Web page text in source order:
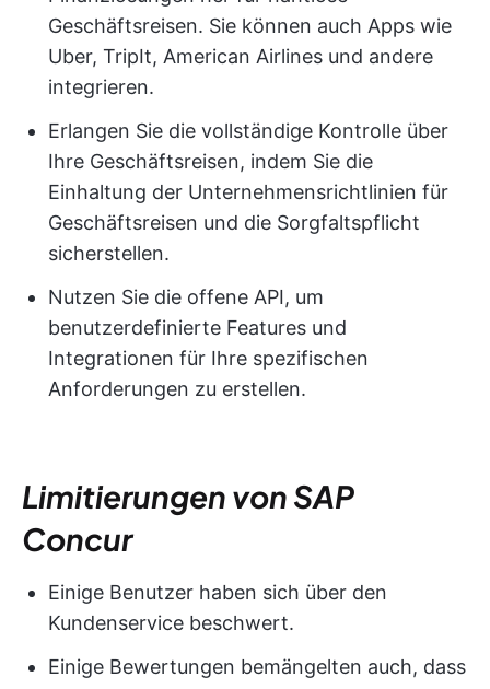
Geschäftsreisen. Sie können auch Apps wie
Uber, TripIt, American Airlines und andere
integrieren.
Erlangen Sie die vollständige Kontrolle über
Ihre Geschäftsreisen, indem Sie die
Einhaltung der Unternehmensrichtlinien für
Geschäftsreisen und die Sorgfaltspflicht
sicherstellen.
Nutzen Sie die offene API, um
benutzerdefinierte Features und
Integrationen für Ihre spezifischen
Anforderungen zu erstellen.
Limitierungen von SAP
Concur
Einige Benutzer haben sich über den
Kundenservice beschwert.
Einige Bewertungen bemängelten auch, dass